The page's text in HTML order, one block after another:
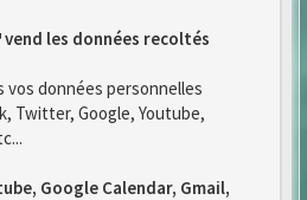
les données recoltés
vos données personnelles
Twitter, Google, Youtube,
Google Calendar, Gmail,